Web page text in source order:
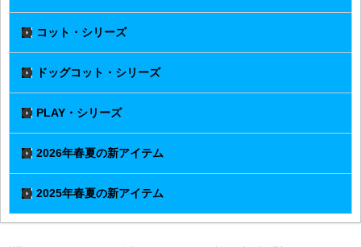
コット・シリーズ
ドッグコット・シリーズ
PLAY・シリーズ
2026年春夏の新アイテム
2025年春夏の新アイテム